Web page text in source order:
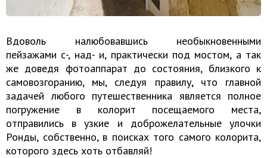
Вдоволь налюбовавшись необыкновенными
пейзажами с-, над- и, практически под мостом, а так
же доведя фотоаппарат до состояния, близкого к
самовозгоранию, мы, следуя правилу, что главной
задачей любого путешественника является полное
погружение в колорит посещаемого места,
отправились в узкие и доброжелательные улочки
Ронды, собственно, в поисках того самого колорита,
которого здесь хоть отбавляй!